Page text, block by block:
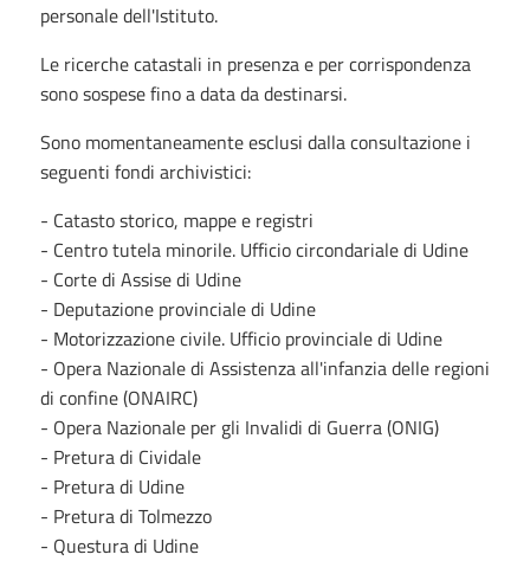
personale dell'Istituto.
Le ricerche catastali in presenza e per corrispondenza
sono sospese fino a data da destinarsi.
Sono momentaneamente esclusi dalla consultazione i
seguenti fondi archivistici:
- Catasto storico, mappe e registri
- Centro tutela minorile. Ufficio circondariale di Udine
- Corte di Assise di Udine
- Deputazione provinciale di Udine
- Motorizzazione civile. Ufficio provinciale di Udine
- Opera Nazionale di Assistenza all'infanzia delle regioni
di confine (ONAIRC)
- Opera Nazionale per gli Invalidi di Guerra (ONIG)
- Pretura di Cividale
- Pretura di Udine
- Pretura di Tolmezzo
- Questura di Udine